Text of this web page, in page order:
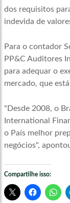
dos requisitos
indevida de
Para o contador
PP&C Auditores
para adequar o
mercado, que
"Desde 2008, o
International
o País melhor
negócios",
Compartilhe isso: